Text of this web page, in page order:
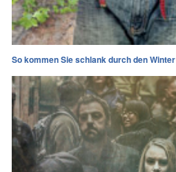
So kommen Sie schlank durch den Winter